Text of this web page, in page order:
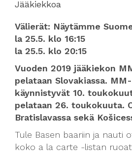
Jääkiekkoa
Välierät: Näytämme
la 25.5. klo 16:15
la 25.5. klo 20:15
Vuoden 2019 jääkiekon
pelataan Slovakiassa.
käynnistyvät 10.
pelataan 26. toukokuuta.
Bratislavassa sekä
Tule Basen baariin ja nauti
koko a la carte -listan ruoat